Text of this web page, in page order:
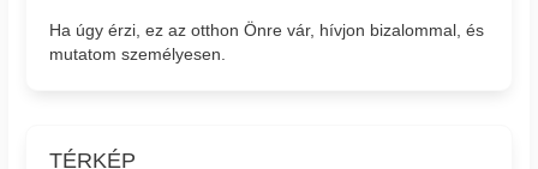
Ha úgy érzi, ez az otthon Önre vár, hívjon bizalommal, és
mutatom személyesen.
TÉRKÉP